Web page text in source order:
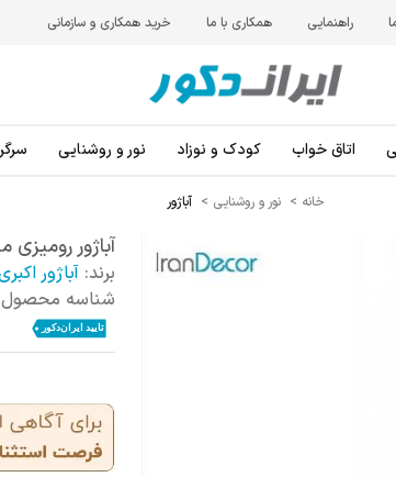
راهنمایی همکاری با ما خرید همکاری و سازمانی
اتاق خواب کودک و نوزاد نور و روشنایی
خانه > نور و روشنایی > آباژور
آباژور رومیزی مدل 130 قهوه ای
برند: آباژور
شناسه